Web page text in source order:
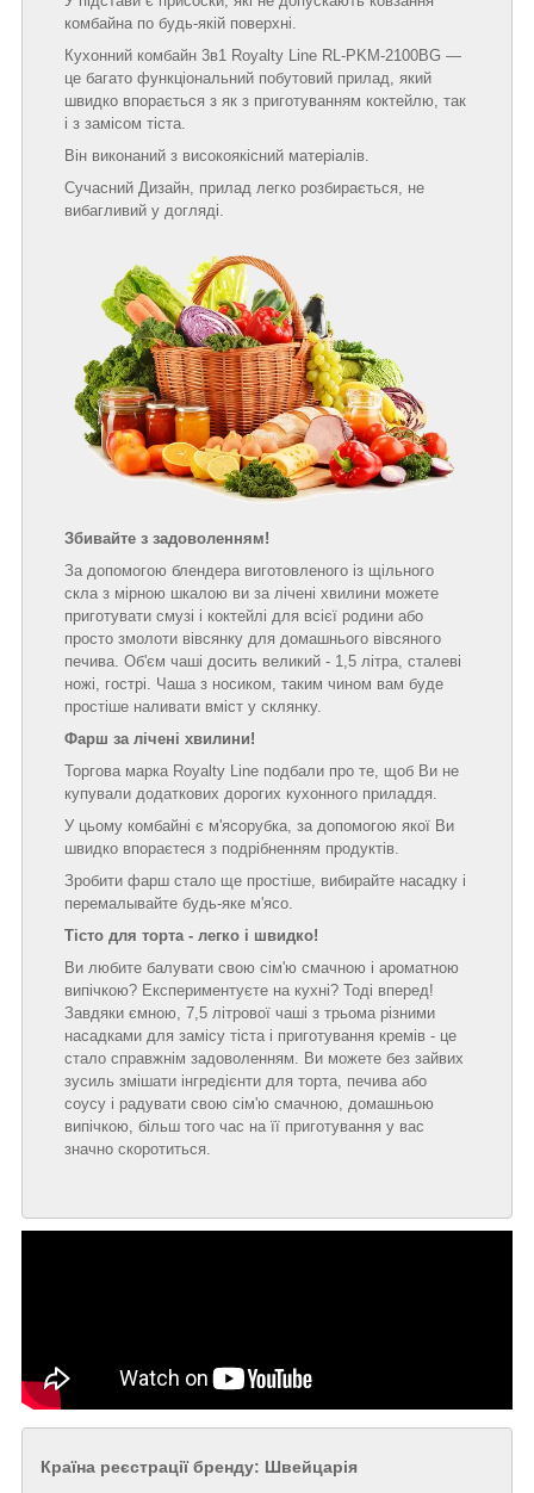
комбайна по будь-якій поверхні.
Кухонний комбайн 3в1 Royalty Line RL-PKM-2100BG ―
це багато функціональний побутовий прилад, який
швидко впорається з як з приготуванням коктейлю, так
і з замісом тіста.
Він виконаний з високоякісний матеріалів.
Сучасний Дизайн, прилад легко розбирається, не
вибагливий у догляді.
Збивайте з задоволенням!
За допомогою блендера виготовленого із щільного
скла з мірною шкалою ви за лічені хвилини можете
приготувати смузі і коктейлі для всієї родини або
просто змолоти вівсянку для домашнього вівсяного
печива. Об'єм чаші досить великий - 1,5 літра, сталеві
ножі, гострі. Чаша з носиком, таким чином вам буде
простіше наливати вміст у склянку.
Фарш за лічені хвилини!
Торгова марка Royalty Line подбали про те, щоб Ви не
купували додаткових дорогих кухонного приладдя.
У цьому комбайні є м'ясорубка, за допомогою якої Ви
швидко впораєтеся з подрібненням продуктів.
Зробити фарш стало ще простіше, вибирайте насадку і
перемалывайте будь-яке м'ясо.
Тісто для торта - легко і швидко!
Ви любите балувати свою сім'ю смачною і ароматною
випічкою? Експериментуєте на кухні? Тоді вперед!
Завдяки ємною, 7,5 літрової чаші з трьома різними
насадками для замісу тіста і приготування кремів - це
стало справжнім задоволенням. Ви можете без зайвих
зусиль змішати інгредієнти для торта, печива або
соусу і радувати свою сім'ю смачною, домашньою
випічкою, більш того час на її приготування у вас
значно скоротиться.
Країна реєстрації бренду: Швейцарія